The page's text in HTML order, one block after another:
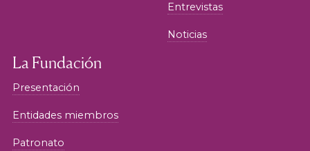
Entrevistas
Noticias
La Fundación
Presentación
Entidades miembros
Patronato